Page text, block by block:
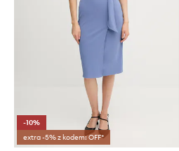
-10%
extra -5% z kodem: OFF*